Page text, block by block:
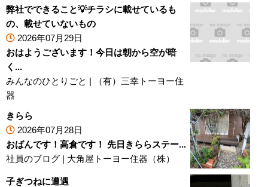
弊社でできること💡チラシに載せているも
の、載せていないもの
2026年07月29日
おはようございます！今日は朝から空が暗
く...
みんなのひとりごと |
（有）三幸トーヨー住
器
きらら
2026年07月28日
おばんです！高倉です！ 先日きららステー...
社員のブログ | 大角屋トーヨー住器（株）
子ぎつねに遭遇